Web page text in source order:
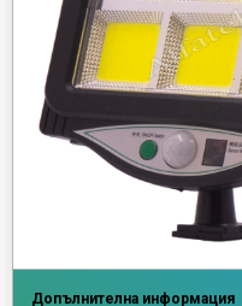
Допълнителна информация